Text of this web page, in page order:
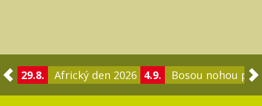
29.8. Africký den 2026 4.9. Bosou nohou po